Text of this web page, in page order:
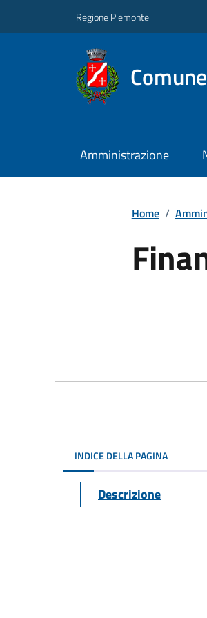
Regione Piemonte
Amministrazione
Home /
INDICE DELLA PAGINA
Descrizione